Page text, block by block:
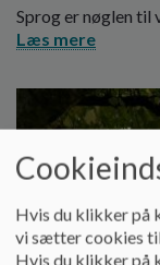
Sprog er nøglen til
Læs mere
Hvis du klikker på
vi sætter cookies
Hvis du klikker på